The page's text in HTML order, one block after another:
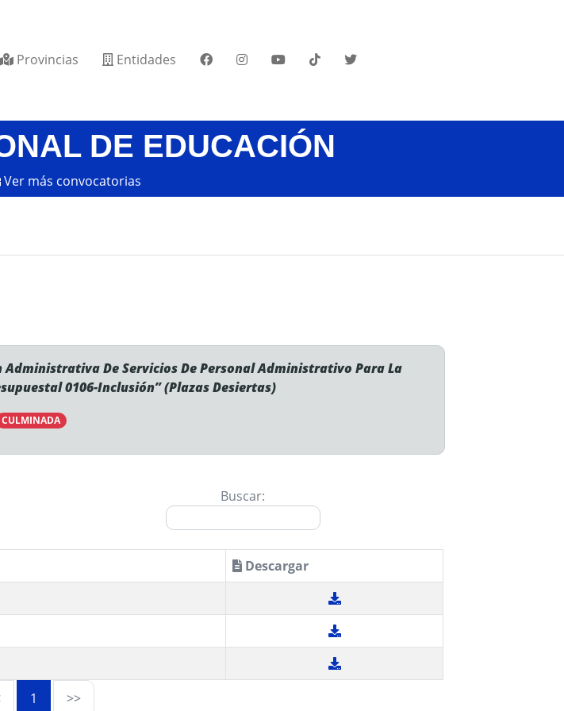
Provincias Entidades
DE EDUCACIÓN
Ver más convocatorias
Administrativa De Servicios De Personal Administrativo Para La
0106-Inclusión” (Plazas Desiertas)
CULMINADA
Buscar:
Descargar
1 >>